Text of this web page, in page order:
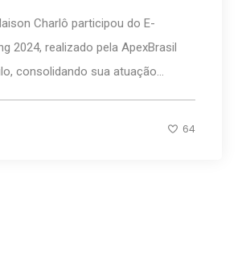
Charlô participou do E-
2024, realizado pela ApexBrasil
consolidando sua atuação...
64